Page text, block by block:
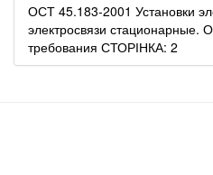
ОСТ 45.183-2001 Установки
электросвязи стационарные.
требования СТОРІНКА: 2